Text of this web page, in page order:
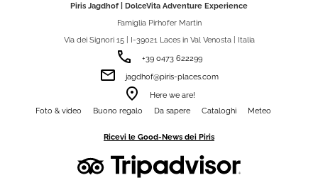
Piris Jagdhof | DolceVita Adventure Experience
Famiglia Pirhofer Martin
Via dei Signori 15 | I-39021 Laces in Val Venosta | Italia
phone +39 0473 622299
email jagdhof@piris-places.com
room
Here we are!
Foto & video
Buono regalo Da sapere Cataloghi Meteo
Ricevi le Good-News dei Piris